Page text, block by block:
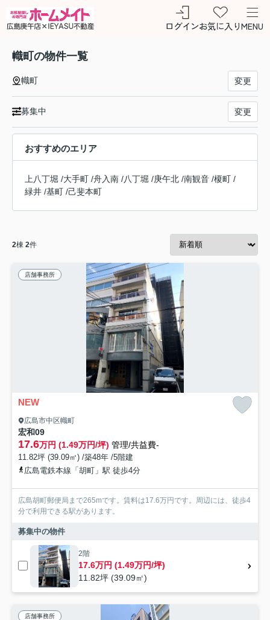
ログインお気に入りMENU
幟町の物件一覧
幟町 変更
募集中 変更
おすすめのエリア
上八丁堀 /大手町 /舟入南 /八丁堀 /庚午北 /南観音 /榎町 /
緑井 /基町 /己斐本町
2棟 2件
店舗事務所
NEW
広島市中区幟町
宏和09
17.6万円 (1.49万円/坪) 管理/共益費-
11.82坪 (39.09㎡) /築48年 /5階建
広島電鉄本線「胡町」駅 徒歩4分
広島胡町郵便局まで265mです。賃料は17.6万円です。周辺には、徒歩4
分で利用できる駅があります。
募集中の物件
2階
17.6万円 (1.49万円/坪)
11.82坪 (39.09㎡)
店舗事務所